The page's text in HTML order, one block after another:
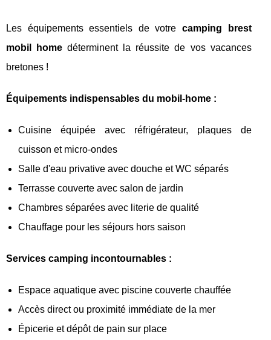
Les équipements essentiels de votre camping brest
mobil home déterminent la réussite de vos vacances
bretones !
Équipements indispensables du mobil-home :
Cuisine équipée avec réfrigérateur, plaques de
cuisson et micro-ondes
Salle d'eau privative avec douche et WC séparés
Terrasse couverte avec salon de jardin
Chambres séparées avec literie de qualité
Chauffage pour les séjours hors saison
Services camping incontournables :
Espace aquatique avec piscine couverte chauffée
Accès direct ou proximité immédiate de la mer
Épicerie et dépôt de pain sur place